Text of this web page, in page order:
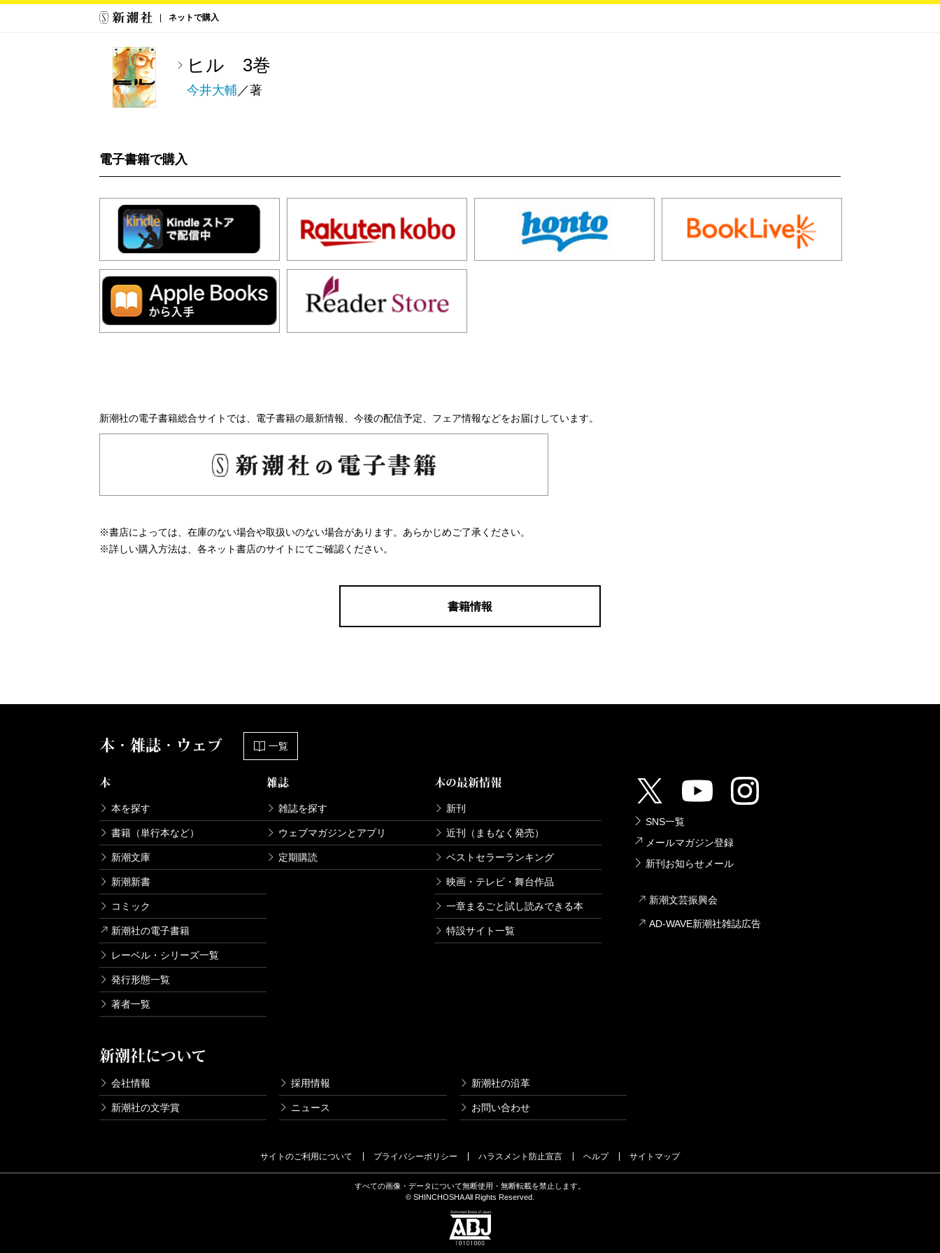
ネットで購入
ヒル 3巻
今井大輔 ／著
電子書籍で購入
新潮社の電子書籍総合サイトでは、電子書籍の最新情報、今後の配信予定、フェア情報などをお届けしています。
※書店によっては、在庫のない場合や取扱いのない場合があります。あらかじめご了承ください。
※詳しい購入方法は、各ネット書店のサイトにてご確認ください。
書籍情報
本・雑誌・ウェブ 一覧
本
本を探す
書籍（単行本など）
新潮文庫
新潮新書
コミック
新潮社の電子書籍
レーベル・シリーズ一覧
発行形態一覧
著者一覧
雑誌
雑誌を探す
ウェブマガジンとアプリ
定期購読
本の最新情報
新刊
近刊（まもなく発売）
ベストセラーランキング
映画・テレビ・舞台作品
一章まるごと試し読みできる本
特設サイト一覧
新潮社について
会社情報 採用情報 新潮社の沿革
新潮社の文学賞 ニュース お問い合わせ
SNS一覧
メールマガジン登録
新刊お知らせメール
新潮文芸振興会
AD-WAVE新潮社雑誌広告
サイトのご利用について プライバシーポリシー ハラスメント防止宣言 ヘルプ サイトマップ
すべての画像・データについて無断使用・無断転載を禁止します。
© SHINCHOSHA All Rights Reserved.